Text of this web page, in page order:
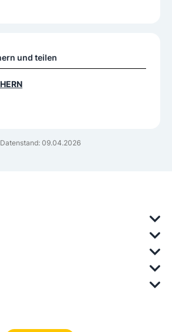
Datenstand: 09.04.2026
und teilen